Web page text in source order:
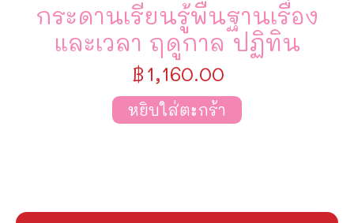
กระดานเรียนรู้พื้นฐานเรื่อง
และเวลา ฤดูกาล ปฏิทิน
฿1,160.00
หยิบใส่ตะกร้า